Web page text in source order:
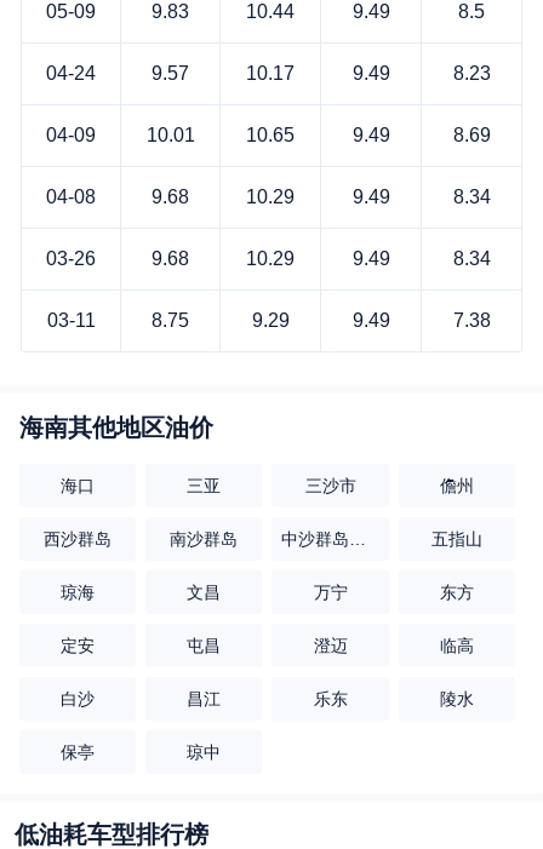
05-09 9.83 10.44 9.49 8.5
04-24 9.57 10.17 9.49 8.23
04-09 10.01 10.65 9.49 8.69
04-08 9.68 10.29 9.49 8.34
03-26 9.68 10.29 9.49 8.34
03-11 8.75 9.29 9.49 7.38
海南其他地区油价
海口 三亚 三沙市 儋州
西沙群岛 南沙群岛 五指山
琼海 文昌 万宁 东方
定安 屯昌 澄迈 临高
白沙 昌江 乐东 陵水
保亭 琼中
低油耗车型排行榜